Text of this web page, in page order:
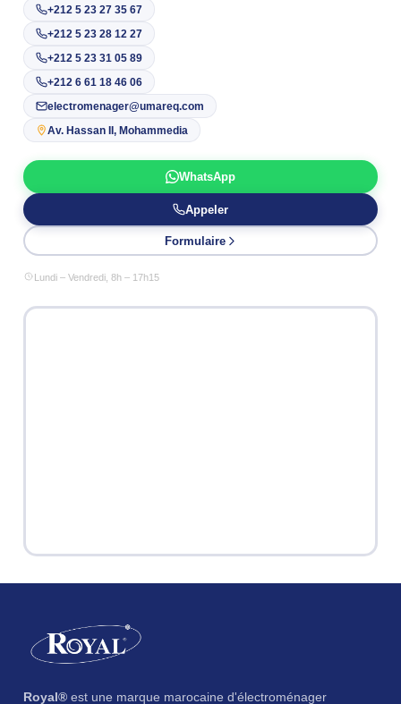
+212 5 23 27 35 67
+212 5 23 28 12 27
+212 5 23 31 05 89
+212 6 61 18 46 06
electromenager@umareq.com
Av. Hassan II, Mohammedia
WhatsApp
Appeler
Formulaire
Lundi – Vendredi, 8h – 17h15
Royal® est une marque marocaine d'électroménager